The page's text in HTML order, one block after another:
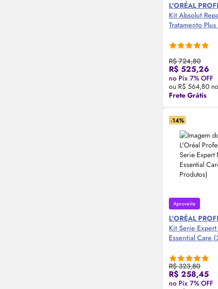
L'ORÉAL
Kit Absolut
Tratamento
R$ 724,80
R$ 525,26
no Pix 7% OFF
ou R$ 564,80
Frete Grátis
-14%
Aproveite
L'ORÉAL
Kit Serie
Essential Care
R$ 323,80
R$ 258,45
no Pix 7% OFF